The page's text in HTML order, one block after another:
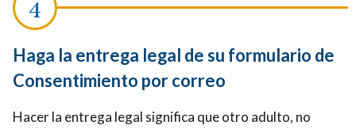
Haga la entrega legal de su formulario de
Consentimiento por correo
Hacer la entrega legal significa que otro adulto, no